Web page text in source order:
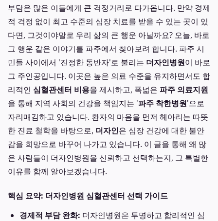
부담은 많은 이들에게 큰 걱정거리로 다가옵니다. 만약 경제
적 걱정 없이 최고 수준의 심장 치료를 받을 수 있는 곳이 있
다면, 그것이야말로 우리 삶의 큰 행운 아닐까요? 오늘, 바로
그 행운 같은 이야기를 파주에서 찾아보려 합니다. 파주 시
민들 사이에서 '진정한 동반자'로 불리는 더자인병원이 바로
그 주인공입니다. 이곳은 높은 의료 수준을 유지하면서도 합
리적인 심혈관센터 비용을 제시하고, 폭넓은 파주 의료지원
을 통해 지역 사회의 건강을 책임지는 '파주 착한병원'으로
자리매김하고 있습니다. 환자의 마음을 먼저 헤아리는 따뜻
한 진료 철학을 바탕으로, 더자인은 심장 건강에 대한 불안
감을 희망으로 바꾸어 나가고 있습니다. 이 글을 통해 왜 많
은 사람들이 더자인병원을 신뢰하고 선택하는지, 그 특별한
이유를 함께 알아보겠습니다.
핵심 요약: 더자인병원 심혈관센터 선택 가이드
경제적 부담 완화: 더자인병원은 투명하고 합리적인 심